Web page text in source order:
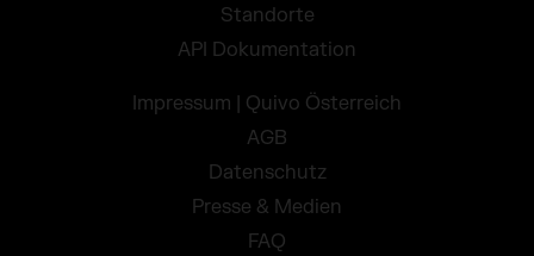
Standorte
API Dokumentation
Impressum | Quivo Österreich
AGB
Datenschutz
Presse & Medien
FAQ